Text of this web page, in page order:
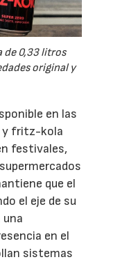
de 0,33 litros
original y
en las
y fritz-kola
festivales,
que el
el eje de su
en el
sistemas